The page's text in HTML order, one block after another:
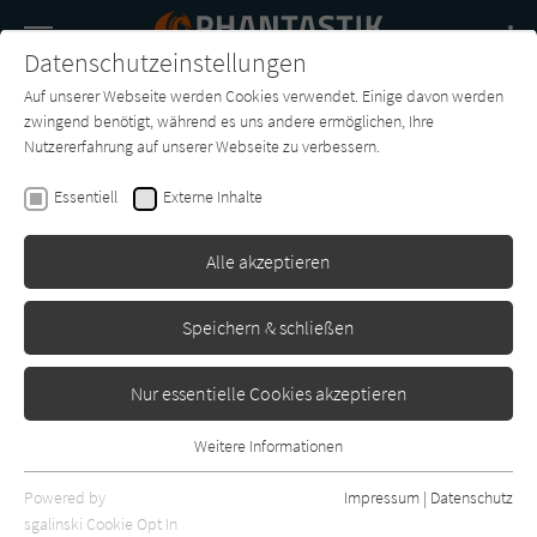
SUCHE
Buch-
Entdecker
Forum Charts
C. J. Cherryh
Der Koboldspiegel
Erschienen: Januar 1995 0
Datenschutzeinstellungen
Auf unserer Webseite werden Cookies verwendet. Einige davon werden
zwingend benötigt, während es uns andere ermöglichen, Ihre
Nutzererfahrung auf unserer Webseite zu verbessern.
Essentiell Externe Inhalte
Alle akzeptieren
Speichern & schließen
Nur essentielle Cookies akzeptieren
Essentielle Cookies werden für grundlegende Funktionen der
Webseite benötigt. Dadurch ist gewährleistet, dass die Webseite
Weitere Informationen
Powered by
sgalinski Cookie Opt In
Impressum | Datenschutz